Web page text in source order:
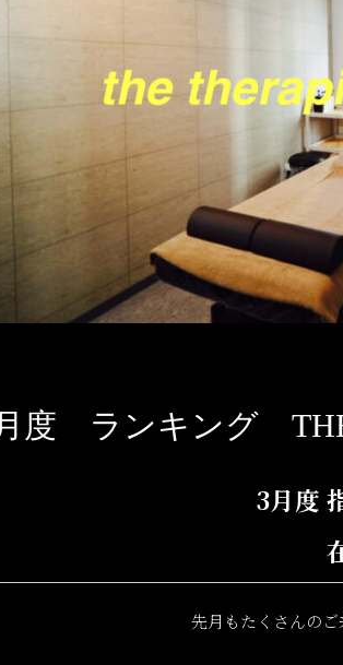
度 ランキング THE
3月度
先月もたくさんのご